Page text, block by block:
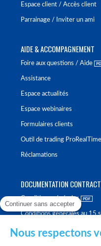
Espace client / Accès client
Parrainage / Inviter un ami
AIDE & ACCOMPAGNEMENT
Foire aux questions / Aide
Assistance
Espace actualités
Espace webinaires
Formulaires clients
Outil de trading ProRealTime
Réclamations
DOCUMENTATION
Conditions générales
Conditions générales au
Continuer sans accepter
Nous respectons